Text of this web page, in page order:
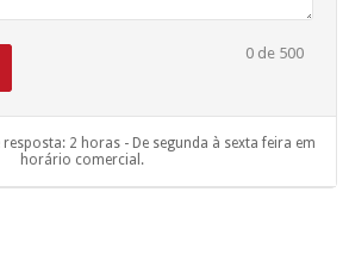
0 de 500
2 horas - De segunda à sexta feira em
horário comercial.